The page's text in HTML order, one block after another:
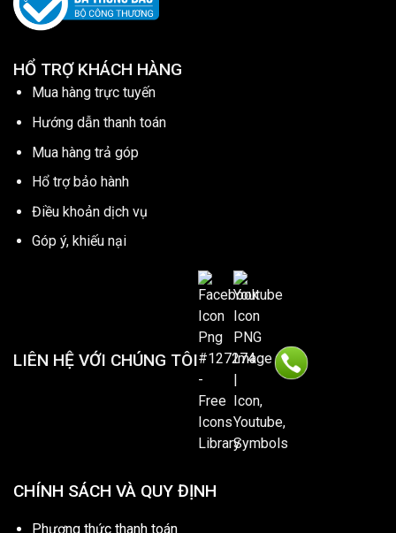
HỔ TRỢ KHÁCH HÀNG
Mua hàng trực tuyến
Hướng dẫn thanh toán
Mua hàng trả góp
Hổ trợ bảo hành
Điều khoản dịch vụ
Góp ý, khiếu nại
LIÊN HỆ VỚI CHÚNG TÔI
CHÍNH SÁCH VÀ QUY ĐỊNH
Phương thức thanh toán